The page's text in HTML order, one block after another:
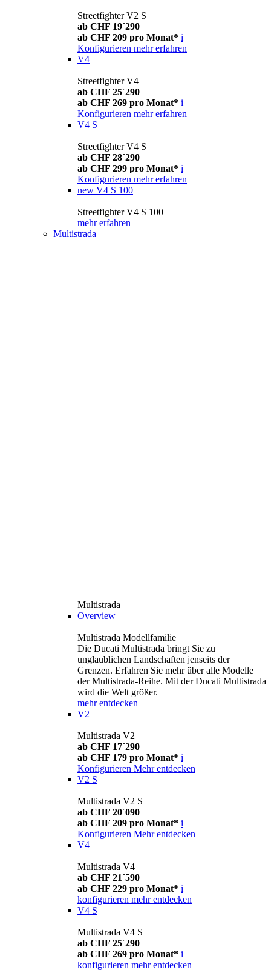
Streetfighter V2 S
ab CHF 19´290
ab CHF 209 pro Monat* i
Konfigurieren mehr erfahren
V4
Streetfighter V4
ab CHF 25´290
ab CHF 269 pro Monat* i
Konfigurieren mehr erfahren
V4 S
Streetfighter V4 S
ab CHF 28´290
ab CHF 299 pro Monat* i
Konfigurieren mehr erfahren
new V4 S 100
Streetfighter V4 S 100
mehr erfahren
Multistrada
Multistrada
Overview
Multistrada Modellfamilie
Die Ducati Multistrada bringt Sie zu
unglaublichen Landschaften jenseits der
Grenzen. Erfahren Sie mehr über alle Modelle
der Multistrada-Reihe. Mit der Ducati Multistrada
wird die Welt größer.
mehr entdecken
V2
Multistrada V2
ab CHF 17´290
ab CHF 179 pro Monat* i
Konfigurieren Mehr entdecken
V2 S
Multistrada V2 S
ab CHF 20´090
ab CHF 209 pro Monat* i
Konfigurieren Mehr entdecken
V4
Multistrada V4
ab CHF 21´590
ab CHF 229 pro Monat* i
konfigurieren mehr entdecken
V4 S
Multistrada V4 S
ab CHF 25´290
ab CHF 269 pro Monat* i
konfigurieren mehr entdecken